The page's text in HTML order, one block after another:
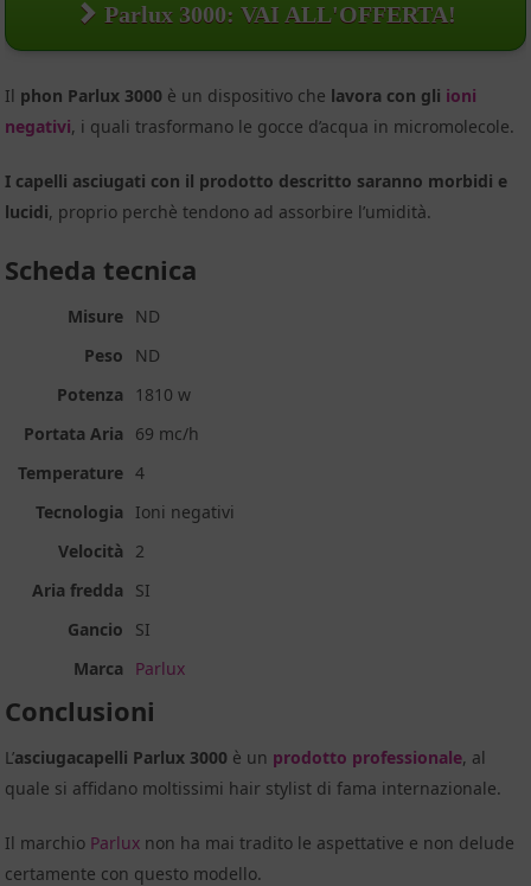
Parlux 3000: VAI ALL'OFFERTA!
Il phon Parlux 3000 è un dispositivo che lavora con gli ioni
negativi, i quali trasformano le gocce d’acqua in micromolecole.
I capelli asciugati con il prodotto descritto saranno morbidi e
lucidi, proprio perchè tendono ad assorbire l’umidità.
Scheda tecnica
Misure ND
Peso
ND
Potenza
1810 w
Portata Aria
69 mc/h
Temperature 4
Tecnologia
Ioni negativi
Velocità
2
Aria fredda
SI
Gancio
SI
Marca
Parlux
Conclusioni
L’asciugacapelli Parlux 3000 è un prodotto professionale, al
quale si affidano moltissimi hair stylist di fama internazionale.
Il marchio Parlux non ha mai tradito le aspettative e non delude
certamente con questo modello.